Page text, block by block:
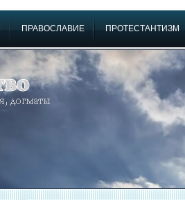
ПРАВОСЛАВИЕ ПРОТЕСТАНТИЗМ